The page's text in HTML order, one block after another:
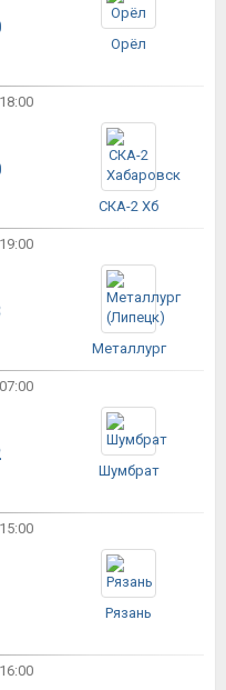
Орёл
СКА-2 Хб
Металлург
Шумбрат
Рязань